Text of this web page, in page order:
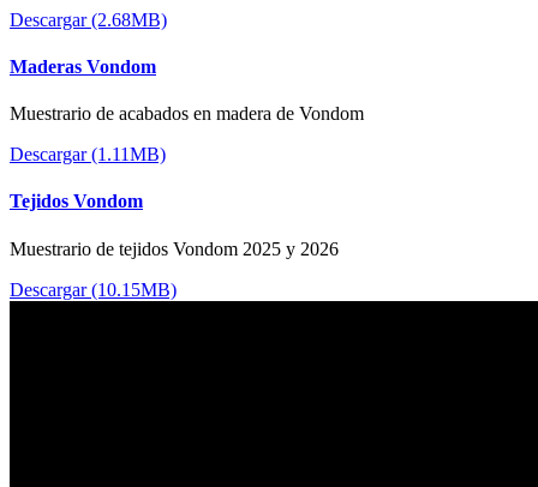
Descargar (2.68MB)
Maderas Vondom
Muestrario de acabados en madera de Vondom
Descargar (1.11MB)
Tejidos Vondom
Muestrario de tejidos Vondom 2025 y 2026
Descargar (10.15MB)